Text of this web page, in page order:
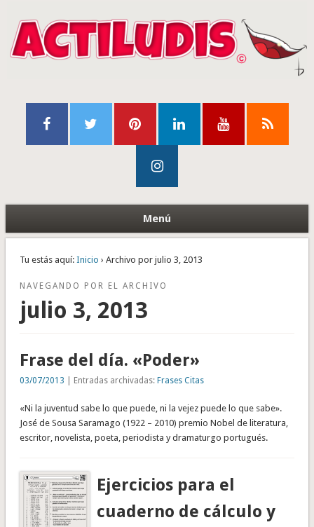
Menú
Tu estás aquí: Inicio › Archivo por julio 3, 2013
NAVEGANDO POR EL ARCHIVO
julio 3, 2013
Frase del día. «Poder»
03/07/2013 | Entradas archivadas: Frases Citas
«Ni la juventud sabe lo que puede, ni la vejez puede lo que sabe».
José de Sousa Saramago (1922 – 2010) premio Nobel de literatura,
escritor, novelista, poeta, periodista y dramaturgo portugués.
Ejercicios para el
cuaderno de cálculo y